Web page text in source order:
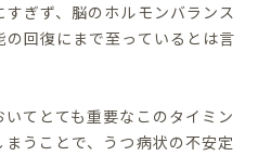
ぎず、脳のホルモンバランス
回復にまで至っているとは言
てとても重要なこのタイミン
うことで、うつ病状の不安定